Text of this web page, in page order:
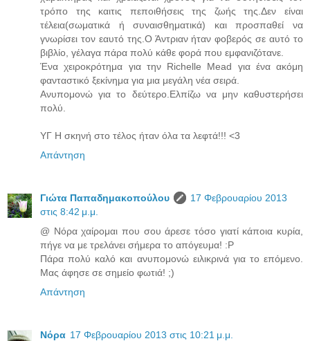
τρόπο της καιτις πεποιθήσεις της ζωής της.Δεν είναι
τέλεια(σωματικά ή συναισθηματικά) και προσπαθεί να
γνωρίσει τον εαυτό της.Ο Άντριαν ήταν φοβερός σε αυτό το
βιβλίο, γέλαγα πάρα πολύ κάθε φορά που εμφανιζότανε.
Ένα χειροκρότημα για την Richelle Mead για ένα ακόμη
φανταστικό ξεκίνημα για μια μεγάλη νέα σειρά.
Ανυπομονώ για το δεύτερο.Ελπίζω να μην καθυστερήσει
πολύ.
ΥΓ Η σκηνή στο τέλος ήταν όλα τα λεφτά!!! <3
Απάντηση
Γιώτα Παπαδημακοπούλου
17 Φεβρουαρίου 2013
στις 8:42 μ.μ.
@ Νόρα χαίρομαι που σου άρεσε τόσο γιατί κάποια κυρία,
πήγε να με τρελάνει σήμερα το απόγευμα! :P
Πάρα πολύ καλό και ανυπομονώ ειλικρινά για το επόμενο.
Μας άφησε σε σημείο φωτιά! ;)
Απάντηση
Νόρα 17 Φεβρουαρίου 2013 στις 10:21 μ.μ.